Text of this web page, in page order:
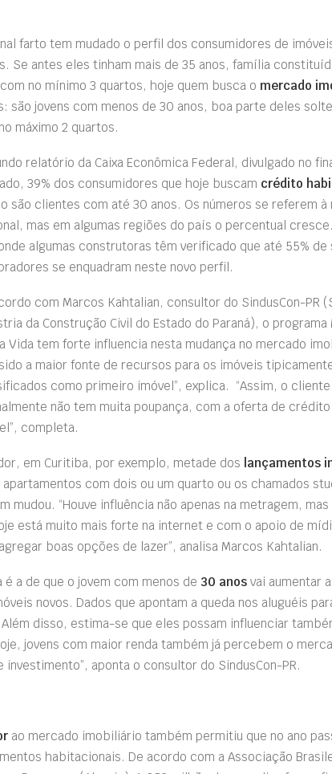
farto tem mudado o perfil dos consumidores de
Se antes eles tinham mais de 35 anos, família
no mínimo 3 quartos, hoje quem busca o mercado
jovens com menos de 30 anos, boa parte deles
máximo 2 quartos.
relatório da Caixa Econômica Federal, divulgado no
39% dos consumidores que hoje buscam crédito
são clientes com até 30 anos. Os números se referem à
mas em algumas regiões do país o percentual
algumas construtoras têm verificado que até 55% de
se enquadram neste novo perfil.
com Marcos Kahtalian, consultor do SindusCon-PR
da Construção Civil do Estado do Paraná), o programa
Vida tem forte influencia nesta mudança no mercado
a maior fonte de recursos para os imóveis
como primeiro imóvel”, explica. “Assim, o cliente
não tem muita poupança, com a oferta de
completa.
em Curitiba, por exemplo, metade dos lançamentos
com dois ou um quarto ou os chamados
mudou. “Houve influência não apenas na metragem,
está muito mais forte na internet e com o apoio de
boas opções de lazer”, analisa Marcos Kahtalian.
a de que o jovem com menos de 30 anos vai aumentar
novos. Dados que apontam a queda nos aluguéis
disso, estima-se que eles possam influenciar
jovens com maior renda também já percebem o
aponta o consultor do SindusCon-PR.
ao mercado imobiliário também permitiu que no ano
habitacionais. De acordo com a Associação